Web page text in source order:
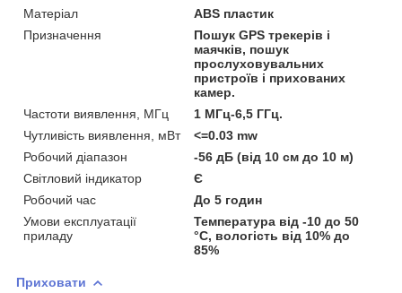
Матеріал
ABS пластик
Призначення
Пошук GPS трекерів і
маячків, пошук
прослуховувальних
пристроїв і прихованих
камер.
Частоти виявлення, МГц
1 МГц-6,5 ГГц.
Чутливість виявлення, мВт
<=0.03 mw
Робочий діапазон
-56 дБ (від 10 см до 10 м)
Світловий індикатор
Є
Робочий час
До 5 годин
Умови експлуатації
приладу
Температура від -10 до 50
°C, вологість від 10% до
85%
Приховати